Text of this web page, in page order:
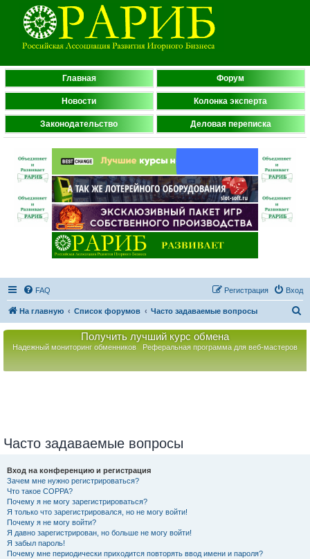
Главная Форум
Новости Колонка эксперта
Законодательство Деловая переписка
FAQ Вход
Регистрация
На главную Список форумов Часто задаваемые вопросы
Получить лучший курс обмена
Надежный мониторинг обменников Реферальная программа для веб-мастеров
Часто задаваемые вопросы
Вход на конференцию и регистрация
Зачем мне нужно регистрироваться?
Что такое COPPA?
Почему я не могу зарегистрироваться?
Я только что зарегистрировался, но не могу войти!
Почему я не могу войти?
Я давно зарегистрирован, но больше не могу войти!
Я забыл пароль!
Почему мне периодически приходится повторять ввод имени и пароля?